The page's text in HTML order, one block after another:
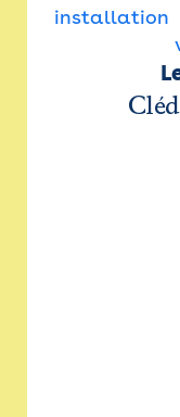
installation